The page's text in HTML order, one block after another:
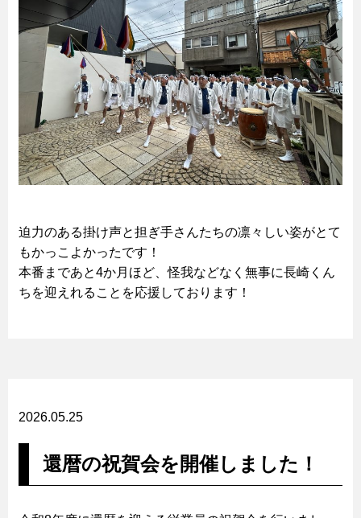
迫力のある掛け声と担ぎ手さんたちの凛々しい姿がとて
もかっこよかったです！
本番まであと4か月ほど、怪我などなく無事に長崎くん
ちを迎えれることを応援しております！
2026.05.25
還暦の祝賀会を開催しました！